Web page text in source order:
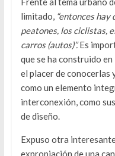
limitado, “entonces
peatones, los ciclistas,
carros (autos)”.Es
que se ha construido
el placer de conocerlas
como un elemento
interconexión, como
de diseño.
Expuso otra
expropiación de una